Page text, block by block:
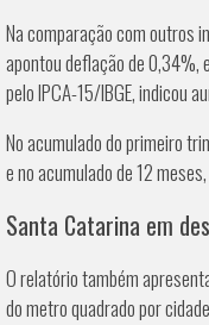
Na comparação com outros
apontou deflação de 0,34%,
pelo IPCA-15/IBGE, indicou
No acumulado do primeiro
e no acumulado de 12
Santa Catarina em
O relatório também
do metro quadrado por